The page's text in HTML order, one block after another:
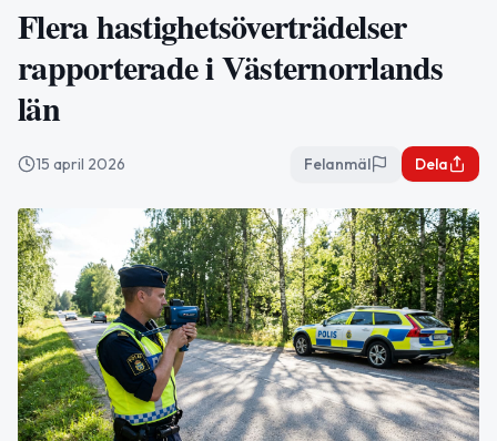
Flera hastighetsöverträdelser
rapporterade i Västernorrlands
län
15 april 2026 Felanmäl Dela